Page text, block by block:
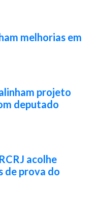
melhorias em
projeto
deputado
acolhe
de prova do